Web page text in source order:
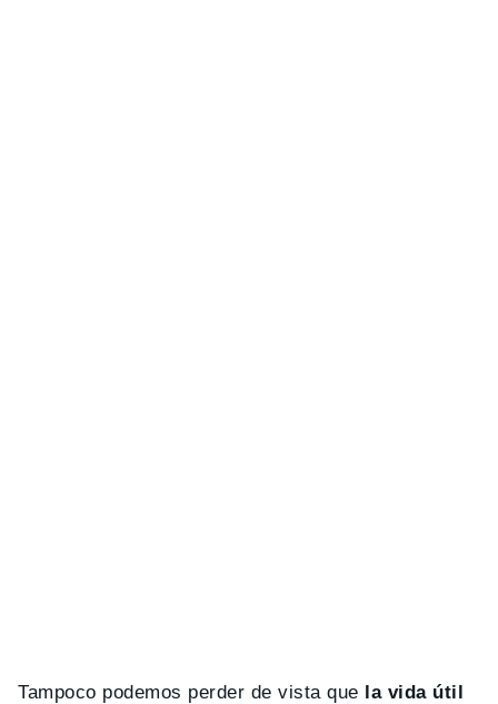
Tampoco podemos perder de vista que la vida útil